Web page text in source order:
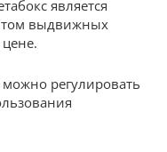
является
выдвижных
можно регулировать